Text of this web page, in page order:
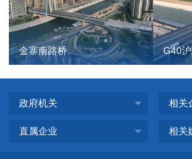
金寨南路桥 G40
政府机关 相关
直属企业 相关